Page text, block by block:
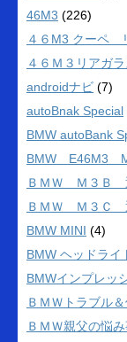
46M3 (226)
４６M3 クーペ
４６Ｍ３リアガ
androidナビ (7)
autoBnak Special
BMW autoBank
BMW E46M3
ＢＭＷ Ｍ３Ｂ
ＢＭＷ Ｍ３Ｃ
BMW MINI (4)
BMW ヘッドライ
BMWインプレッ
ＢＭＷトラブル
ＢＭＷ親父の悩